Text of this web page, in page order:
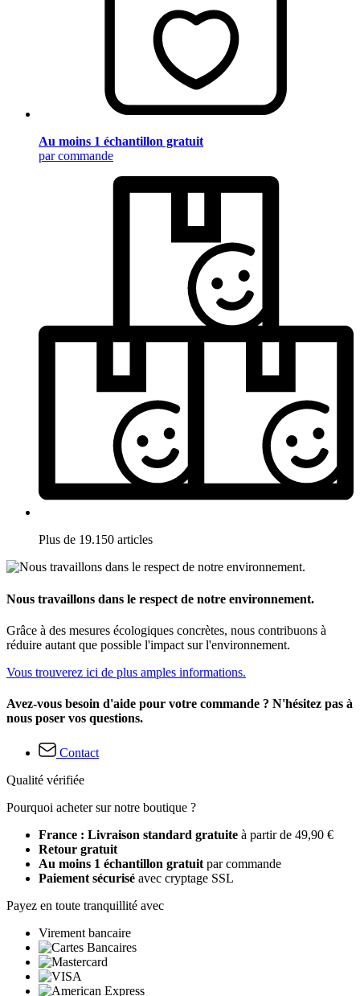
Au moins 1 échantillon gratuit
par commande
Plus de 19.150 articles
Nous travaillons dans le respect de notre environnement.
Grâce à des mesures écologiques concrètes, nous contribuons à
réduire autant que possible l'impact sur l'environnement.
Vous trouverez ici de plus amples informations.
Avez-vous besoin d'aide pour votre commande ? N'hésitez pas à
nous poser vos questions.
Contact
Qualité vérifiée
Pourquoi acheter sur notre boutique ?
France : Livraison standard gratuite à partir de 49,90 €
Retour gratuit
Au moins 1 échantillon gratuitpar commande
Paiement sécurisé avec cryptage SSL
Payez en toute tranquillité avec
Virement bancaire